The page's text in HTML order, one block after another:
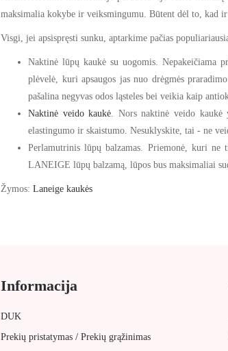
maksimalia kokybe ir veiksmingumu. Būtent dėl to, kad
Visgi, jei apsispręsti sunku, aptarkime pačias
Naktinė lūpų kaukė su uogomis. Nepakeičiama
plėvelė, kuri apsaugos jas nuo drėgmės
pašalina negyvas odos ląsteles bei veikia kaip
Naktinė veido kaukė . Nors naktinė veido
elastingumo ir skaistumo. Nesuklyskite, tai - ne
Perlamutrinis lūpų balzamas. Priemonė, kuri
LANEIGE lūpų balzamą, lūpos bus maksimaliai
Žymos: Laneige kaukės
Informacija
DUK
Prekių pristatymas / Prekių grąžinimas